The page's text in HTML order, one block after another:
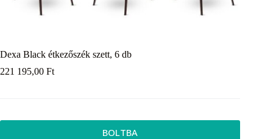
Dexa Black étkezőszék szett, 6 db
221 195,00 Ft
BOLTBA